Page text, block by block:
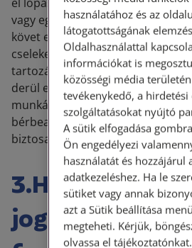
vagy egyéb szempontból
követ el lopást. Pláne akkor, ha
cselekedetét, mert úgy véli, egy
tartozás miatt jogosan tart
derül egy polgári perben, hogy
munkáltató jogellenesen vont le
bérbeadó jogellenesen tartotta
biztosan nem követett el.
3.Ha a
jogellenesen
használatához és az
látogatottságának
Oldalhasználattal
információkat is
közösségi média területén
tevékenykedő, a hirdetési
szolgáltatásokat nyújtó
A sütik elfogadása
Ön engedélyezi
használatát és hozzájárul
adatkezeléshez. Ha le
sütiket vagy annak
azt a Sütik beállítása
megteheti. Kérjük,
olvassa el tájékoztatónkat.